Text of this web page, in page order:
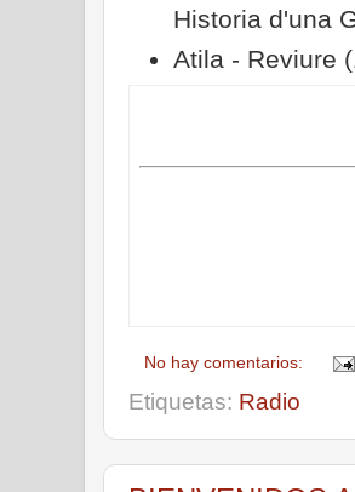
Historia d'una
Atila - Reviure
No hay comentarios:
Etiquetas: Radio